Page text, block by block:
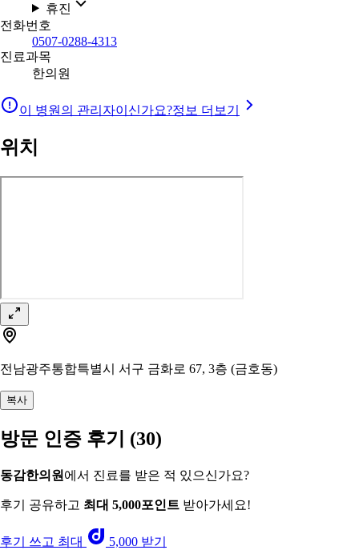
휴진
전화번호
0507-0288-4313
진료과목
한의원
이 병원의 관리자이신가요?정보 더보기
위치
전남광주통합특별시 서구 금화로 67, 3층 (금호동)
복사
방문 인증 후기 (30)
동감한의원 에서 진료를 받은 적 있으신가요?
후기 공유하고 최대 5,000포인트 받아가세요!
후기 쓰고 최대 5,000 받기